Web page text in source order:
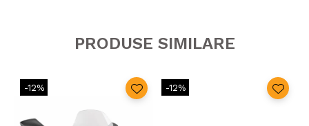
PRODUSE SIMILARE
-12% -12%